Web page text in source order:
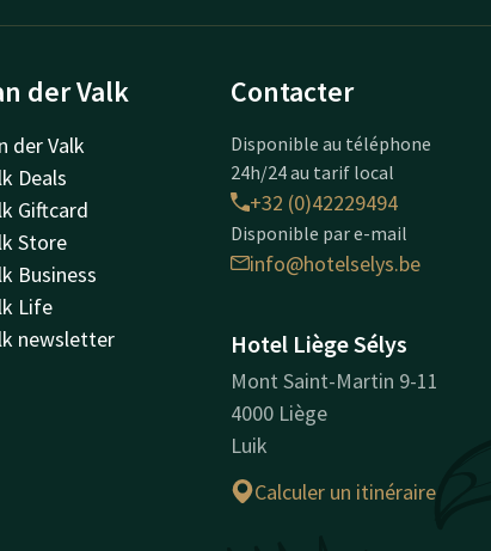
der Valk
der Valk
Deals
Giftcard
Store
Business
Life
newsletter
Contacter
Disponible au téléphone
24h/24 au tarif local
+32 (0)42229494
Disponible par e-mail
info@hotelselys.be
Hotel Liège Sélys
Mont Saint-Martin 9-11
4000 Liège
Luik
Calculer un itinéraire